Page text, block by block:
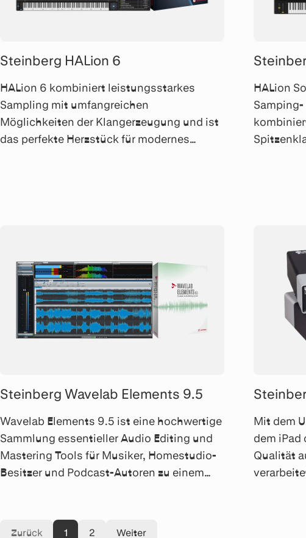
Steinberg HALion 6
HALion 6 kombiniert leistungsstarkes
Sampling mit umfangreichen
Möglichkeiten der Klangerzeugung und ist
das perfekte Herzstück für modernes
HALion
Steinberg Wavelab Elements 9.5
Wavelab Elements 9.5 ist eine hochwertige
Sammlung essentieller Audio Editing und
Mastering Tools für Musiker, Homestudio-
Besitzer und Podcast-Autoren zu einem
Mit dem
dem iPad
Qualität
Zurück 1 2 Weiter